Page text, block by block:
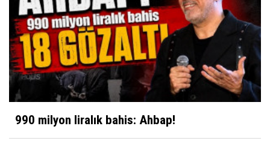
990 milyon liralık bahis: Ahbap!